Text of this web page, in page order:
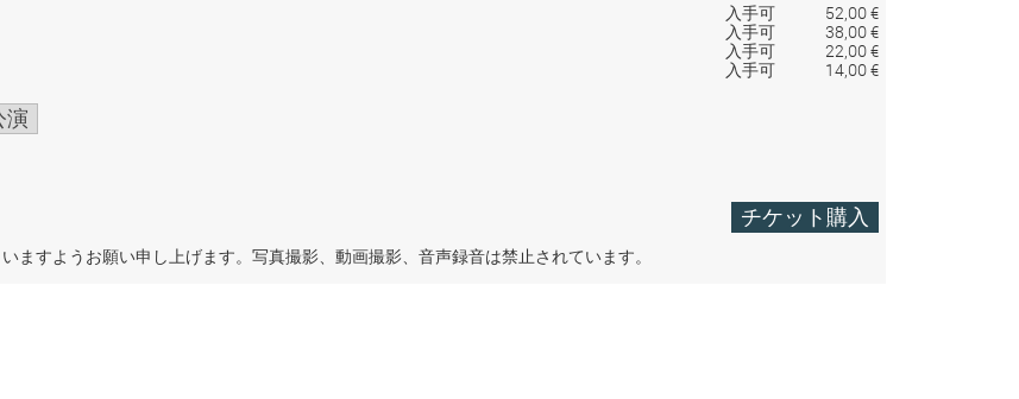
入手可
52,00 €
入手可
38,00 €
入手可
22,00 €
入手可
14,00 €
演
チケット購入
ますようお願い申し上げます。写真撮影、動画撮影、音声録音は禁止されています。